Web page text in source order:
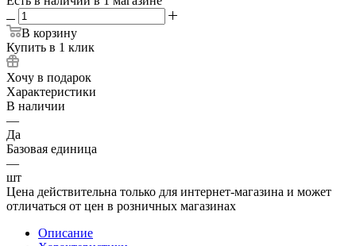
В корзину
Купить в 1 клик
Хочу в подарок
Характеристики
В наличии
—
Да
Базовая единица
—
шт
Цена действительна только для интернет-магазина и может
отличаться от цен в розничных магазинах
Описание